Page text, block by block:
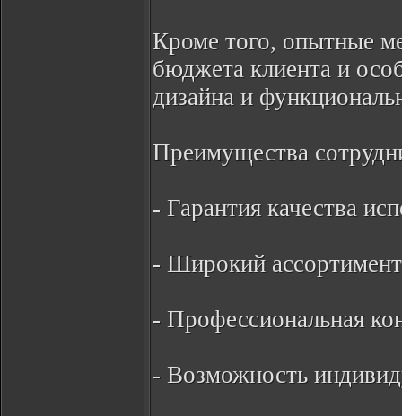
Кроме того, опытные
бюджета клиента и
дизайна и
Преимущества
- Гарантия качества
- Широкий
- Профессиональная
- Возможность